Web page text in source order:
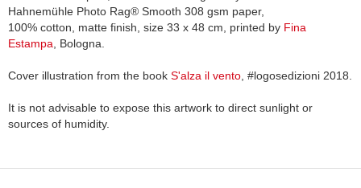
Hahnemühle Photo Rag® Smooth 308 gsm paper,
100% cotton, matte finish, size 33 x 48 cm, printed by Fina
Estampa, Bologna.
Cover illustration from the book S'alza il vento, #logosedizioni 2018.
It is not advisable to expose this artwork to direct sunlight or
sources of humidity.